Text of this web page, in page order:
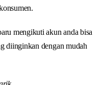
mengikuti akun anda bisa
diinginkan dengan mudah